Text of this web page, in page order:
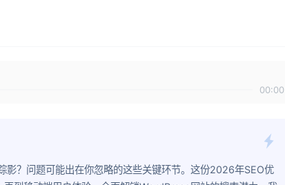
00:00
？问题可能出在你忽略的这些关键环节。这份2026年SEO优